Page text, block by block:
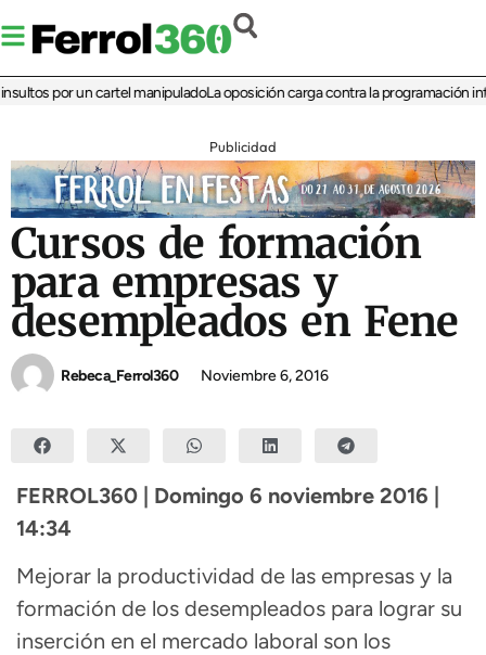
por un cartel manipuladoLa oposición carga contra la programación
Publicidad
Cursos de formación
para empresas y
desempleados en Fene
Rebeca_Ferrol360 Noviembre 6, 2016
FERROL360 | Domingo 6 noviembre 2016 |
14:34
Mejorar la productividad de las empresas y la
formación de los desempleados para lograr su
inserción en el mercado laboral son los